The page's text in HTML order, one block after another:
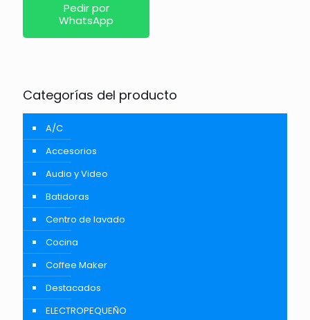
Pedir por
WhatsApp
Categorías del producto
A/C
Accesorios
Audio y Video
Batidoras
Centro de lavado
Cocina
Coffee Maker
Destacados
ELECTROPEQUEÑO